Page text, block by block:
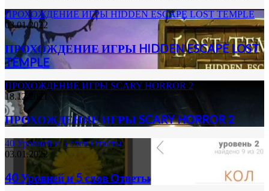
ПРОХОЖДЕНИЕ ИГРЫ HIDDEN ESCAPE LOST TEMPLE
03.01.2022
ПРОХОЖДЕНИЕ ИГРЫ HIDDEN ESCAPE LOST
TEMPLE
ПРОХОЖДЕНИЕ ИГРЫ SCARY HORROR 2
18.12.2021
ПРОХОЖДЕНИЕ ИГРЫ SCARY HORROR 2
40 Уровней и 5 слов Ответы
03.01.2022
40 Уровней и 5 слов Ответы